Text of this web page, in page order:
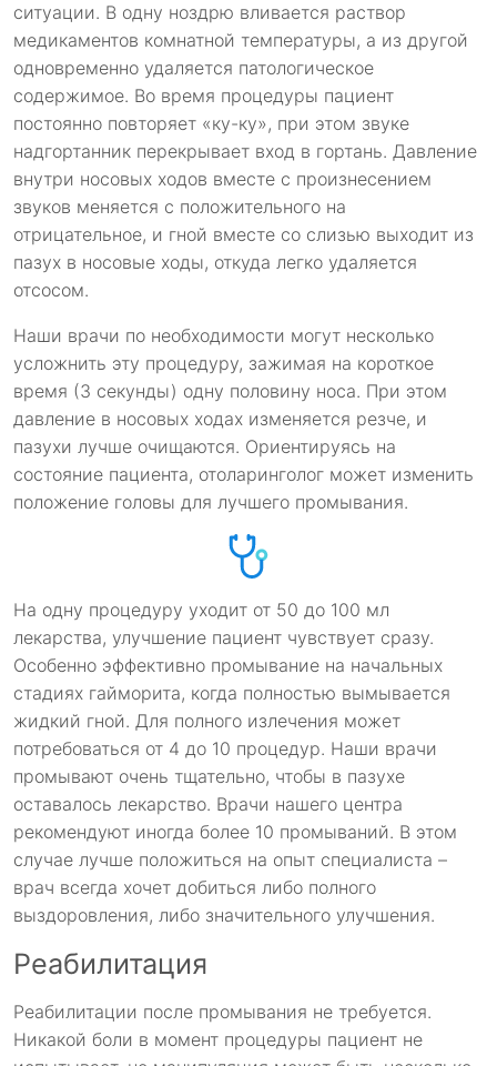
ситуации. В одну ноздрю вливается раствор
медикаментов комнатной температуры, а из другой
одновременно удаляется патологическое
содержимое. Во время процедуры пациент
постоянно повторяет «ку-ку», при этом звуке
надгортанник перекрывает вход в гортань. Давление
внутри носовых ходов вместе с произнесением
звуков меняется с положительного на
отрицательное, и гной вместе со слизью выходит из
пазух в носовые ходы, откуда легко удаляется
отсосом.
Наши врачи по необходимости могут несколько
усложнить эту процедуру, зажимая на короткое
время (3 секунды) одну половину носа. При этом
давление в носовых ходах изменяется резче, и
пазухи лучше очищаются. Ориентируясь на
состояние пациента, отоларинголог может изменить
положение головы для лучшего промывания.
На одну процедуру уходит от 50 до 100 мл
лекарства, улучшение пациент чувствует сразу.
Особенно эффективно промывание на начальных
стадиях гайморита, когда полностью вымывается
жидкий гной. Для полного излечения может
потребоваться от 4 до 10 процедур. Наши врачи
промывают очень тщательно, чтобы в пазухе
оставалось лекарство. Врачи нашего центра
рекомендуют иногда более 10 промываний. В этом
случае лучше положиться на опыт специалиста –
врач всегда хочет добиться либо полного
выздоровления, либо значительного улучшения.
Реабилитация
Реабилитации после промывания не требуется.
Никакой боли в момент процедуры пациент не